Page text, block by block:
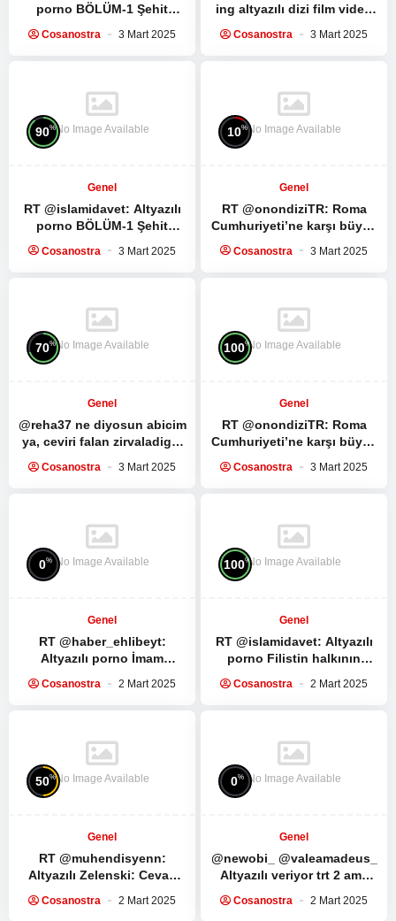
porno BÖLÜM-1 Şehit
medya sitesi ile yaptığı
Cosanostra 3 Mart 2025
ing altyazılı dizi film video
sahip değil mi…
Cosanostra 3 Mart 2025
No Image Available
90%
Genel
RT @islamidavet: Altyazılı
porno BÖLÜM-1 Şehit
Seyyid Haşim Safiyüddin’in
medya sitesi ile yaptığı
Cosanostra 3 Mart 2025
No Image Available
10%
Genel
RT @onondiziTR: Roma
Cumhuriyeti’ne karşı büyük
Spartacus Dizisinin ilk 5
Cosanostra 3 Mart 2025
No Image Available
70%
Genel
@reha37 ne diyosun abicim
ya, ceviri falan zirvaladigin
mensini silmissin, herhalde
fark ettin dunyanin…
Cosanostra 3 Mart 2025
No Image Available
100%
Genel
RT @onondiziTR: Roma
Cumhuriyeti’ne karşı büyük
Spartacus Dizisinin ilk 5
Cosanostra 3 Mart 2025
No Image Available
0%
Genel
RT @haber_ehlibeyt:
Altyazılı porno İmam
Hamaney’in Ramazan
Cosanostra 2 Mart 2025
No Image Available
100%
Genel
RT @islamidavet: Altyazılı
porno Filistin halkının
liderlerine bağlılıkları…
Cosanostra 2 Mart 2025
No Image Available
50%
Genel
RT @muhendisyenn:
Altyazılı Zelenski: Cevap
Hayır, yeterince konuştun.
Cosanostra 2 Mart 2025
No Image Available
0%
Genel
@newobi_ @valeamadeus_
Altyazılı veriyor trt 2 ama
çoğu sahneyi…
Cosanostra 2 Mart 2025